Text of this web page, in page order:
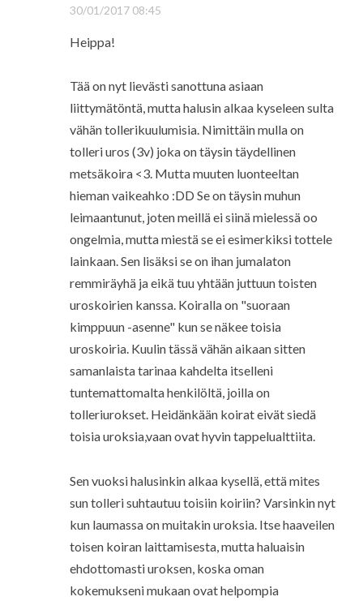
30/01/2017 08:45
Heippa!
Tää on nyt lievästi sanottuna asiaan
liittymätöntä, mutta halusin alkaa kyseleen sulta
vähän tollerikuulumisia. Nimittäin mulla on
tolleri uros (3v) joka on täysin täydellinen
metsäkoira <3. Mutta muuten luonteeltan
hieman vaikeahko :DD Se on täysin muhun
leimaantunut, joten meillä ei siinä mielessä oo
ongelmia, mutta miestä se ei esimerkiksi tottele
lainkaan. Sen lisäksi se on ihan jumalaton
remmiräyhä ja eikä tuu yhtään juttuun toisten
uroskoirien kanssa. Koiralla on "suoraan
kimppuun -asenne" kun se näkee toisia
uroskoiria. Kuulin tässä vähän aikaan sitten
samanlaista tarinaa kahdelta itselleni
tuntemattomalta henkilöltä, joilla on
tolleriurokset. Heidänkään koirat eivät siedä
toisia uroksia,vaan ovat hyvin tappelualttiita.
Sen vuoksi halusinkin alkaa kysellä, että mites
sun tolleri suhtautuu toisiin koiriin? Varsinkin nyt
kun laumassa on muitakin uroksia. Itse haaveilen
toisen koiran laittamisesta, mutta haluaisin
ehdottomasti uroksen, koska oman
kokemukseni mukaan ovat helpompia